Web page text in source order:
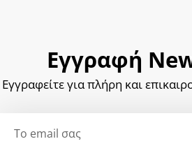
Εγγραφή
Εγγραφείτε για πλήρη και